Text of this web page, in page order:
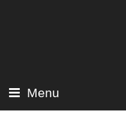
Menu